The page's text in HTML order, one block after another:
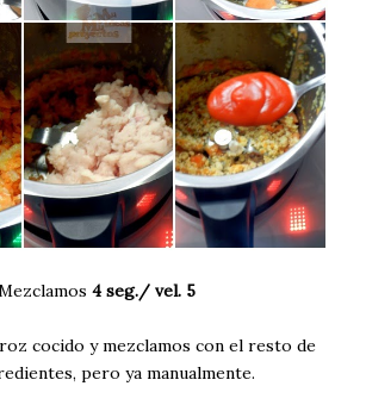
Mezclamos 4 seg./ vel. 5
cocido y mezclamos con el resto de
pero ya manualmente.